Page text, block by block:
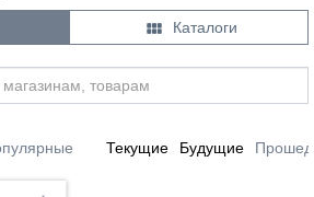
 Каталоги
Текущие Будущие